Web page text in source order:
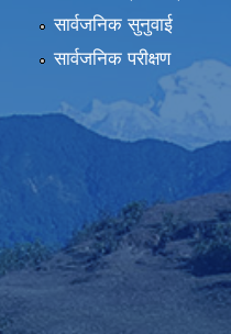
सार्वजनिक सुनुवाई
सार्वजनिक परीक्षण